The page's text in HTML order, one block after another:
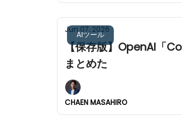
AIツール
Jun 07, 2026
【保存版】OpenAI「
まとめた
CHAEN MASAHIRO